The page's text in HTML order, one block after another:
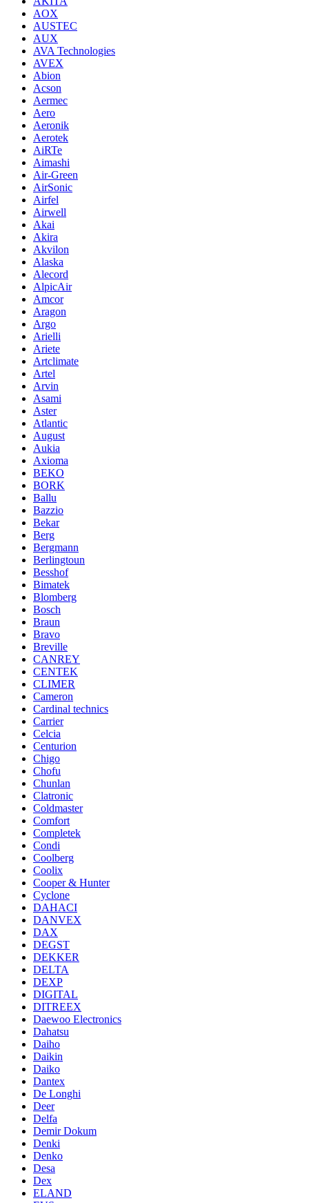
AOX
AUSTEC
AUX
AVA Technologies
AVEX
Abion
Acson
Aermec
Aero
Aeronik
Aerotek
AiRTe
Aimashi
Air-Green
AirSonic
Airfel
Airwell
Akai
Akira
Akvilon
Alaska
Alecord
AlpicAir
Amcor
Aragon
Argo
Arielli
Ariete
Artclimate
Artel
Arvin
Asami
Aster
Atlantic
August
Aukia
Axioma
BEKO
BORK
Ballu
Bazzio
Bekar
Berg
Bergmann
Berlingtoun
Besshof
Bimatek
Blomberg
Bosch
Braun
Bravo
Breville
CANREY
CENTEK
CLIMER
Cameron
Cardinal technics
Carrier
Celcia
Centurion
Chigo
Chofu
Chunlan
Clatronic
Coldmaster
Comfort
Completek
Condi
Coolberg
Coolix
Cooper & Hunter
Cyclone
DAHACI
DANVEX
DAX
DEGST
DEKKER
DELTA
DEXP
DIGITAL
DITREEX
Daewoo Electronics
Dahatsu
Daiho
Daikin
Daiko
Dantex
De Longhi
Deer
Delfa
Demir Dokum
Denki
Denko
Desa
Dex
ELAND